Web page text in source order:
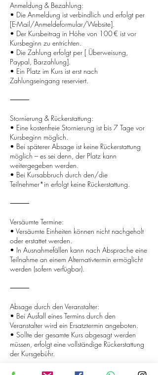
Anmeldung & Bezahlung:
• Die Anmeldung ist verbindlich und erfolgt per
[E-Mail/Anmeldeformular/Website].
• Der Kursbeitrag in Höhe von 100 € ist vor
Kursbeginn zu entrichten.
• Die Zahlung erfolgt per [ Überweisung,
Paypal, Barzahlung].
• Ein Platz im Kurs ist erst nach
Zahlungseingang reserviert.
⸻
Stornierung & Rückerstattung:
• Eine kostenfreie Stornierung ist bis 7 Tage vor
Kursbeginn möglich.
• Bei späterer Absage ist keine Rückerstattung
möglich – es sei denn, der Platz kann
weitergegeben werden.
• Bei Kursabbruch durch den/die
Teilnehmer*in erfolgt keine Rückerstattung.
⸻
Versäumte Termine:
• Versäumte Einheiten können nicht nachgeholt
oder erstattet werden.
• In Ausnahmefällen kann nach Absprache eine
Teilnahme an einem Alternativtermin ermöglicht
werden (sofern verfügbar).
⸻
Absage durch den Veranstalter:
• Bei Ausfall eines Termins durch den
Veranstalter wird ein Ersatztermin angeboten.
• Sollte der gesamte Kurs abgesagt werden
müssen, erfolgt eine vollständige Rückerstattung
der Kursgebühr.
⸻